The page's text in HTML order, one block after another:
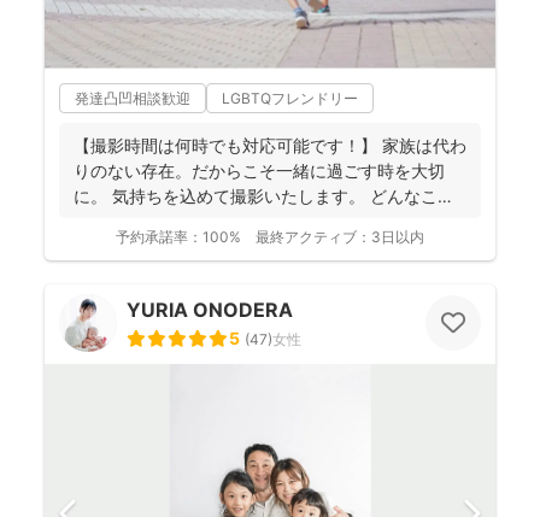
発達凸凹相談歓迎 LGBTQフレンドリー
【撮影時間は何時でも対応可能です！】 家族は代わ
りのない存在。だからこそ一緒に過ごす時を大切
に。 気持ちを込めて撮影いたします。 どんなこと
予約承諾率： 100% 最終アクティブ： 3日以内
YURIA ONODERA
5 (47)女性